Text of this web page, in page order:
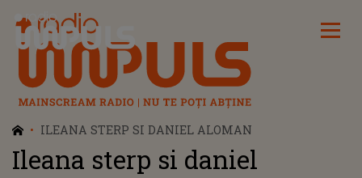
Radio Impuls
ILEANA STERP SI DANIEL ALOMAN
Ileana sterp si daniel